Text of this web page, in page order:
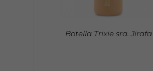
Botella Trixie sra. Jirafa